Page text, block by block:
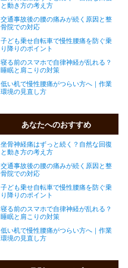
と動き方の考え方
交通事故後の腰の痛みが続く原因と整
骨院での対応
子ども乗せ自転車で慢性腰痛を防ぐ乗
り降りのポイント
寝る前のスマホで自律神経が乱れる？
睡眠と肩こりの対策
低い机で慢性腰痛がつらい方へ｜作業
環境の見直し方
あなたへのおすすめ
坐骨神経痛はずっと続く？自然な回復
と動き方の考え方
交通事故後の腰の痛みが続く原因と整
骨院での対応
子ども乗せ自転車で慢性腰痛を防ぐ乗
り降りのポイント
寝る前のスマホで自律神経が乱れる？
睡眠と肩こりの対策
低い机で慢性腰痛がつらい方へ｜作業
環境の見直し方